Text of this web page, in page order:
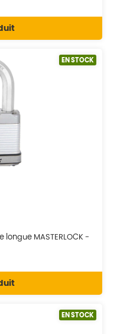
EN STOCK
MASTERLOCK -
EN STOCK